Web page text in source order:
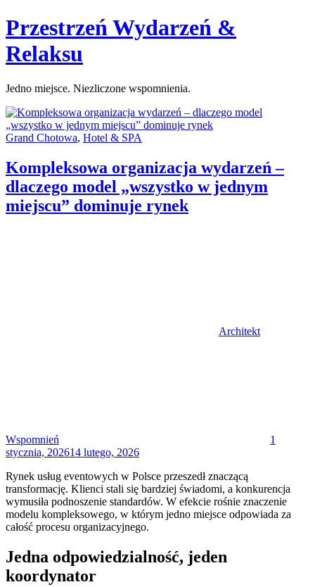
Skip
to
content
Przestrzeń Wydarzeń &
Relaksu
Jedno miejsce. Niezliczone wspomnienia.
Categories:
Grand Chotowa, Hotel & SPA
Kompleksowa organizacja wydarzeń –
dlaczego model „wszystko w jednym
miejscu” dominuje rynek
Architekt
Wspomnień
1
stycznia, 202614 lutego, 2026
Rynek usług eventowych w Polsce przeszedł znaczącą
transformację. Klienci stali się bardziej świadomi, a konkurencja
wymusiła podnoszenie standardów. W efekcie rośnie znaczenie
modelu kompleksowego, w którym jedno miejsce odpowiada za
całość procesu organizacyjnego.
Jedna odpowiedzialność, jeden
koordynator